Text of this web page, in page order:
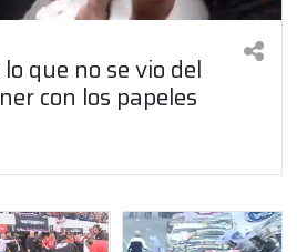
lo que no se vio del
con los papeles